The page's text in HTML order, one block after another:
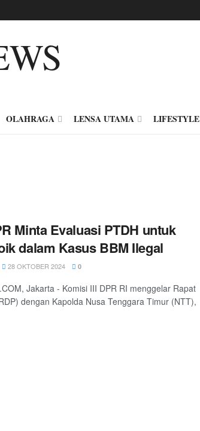
OLAHRAGA LENSA UTAMA LIFESTYLE
Minta Evaluasi PTDH untuk
dalam Kasus BBM Ilegal
28 OKTOBER 2024 0
Jakarta - Komisi III DPR RI menggelar Rapat
dengan Kapolda Nusa Tenggara Timur (NTT),